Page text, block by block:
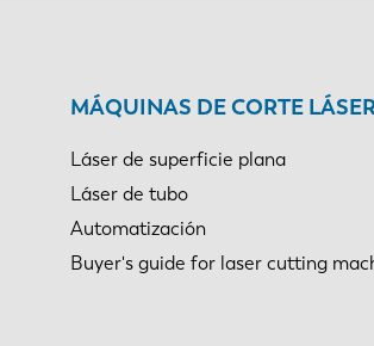
MÁQUINAS DE CORTE
Láser de superficie plana
Láser de tubo
Automatización
Buyer's guide for laser cutting